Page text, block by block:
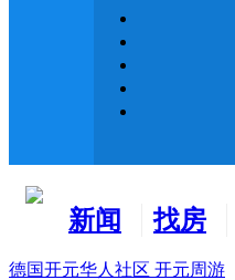
新闻
找房
德国开元华人社区 开元周游